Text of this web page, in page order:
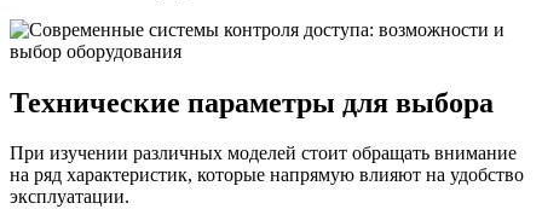
Технические параметры для выбора
При изучении различных моделей стоит обращать внимание
на ряд характеристик, которые напрямую влияют на удобство
эксплуатации.